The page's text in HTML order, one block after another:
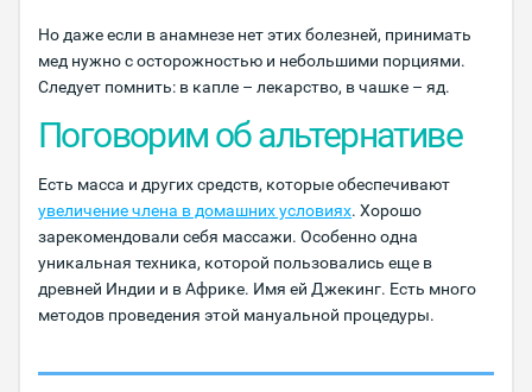
Но даже если в анамнезе нет этих болезней, принимать
мед нужно с осторожностью и небольшими порциями.
Следует помнить: в капле – лекарство, в чашке – яд.
Поговорим об альтернативе
Есть масса и других средств, которые обеспечивают
увеличение члена в домашних условиях. Хорошо
зарекомендовали себя массажи. Особенно одна
уникальная техника, которой пользовались еще в
древней Индии и в Африке. Имя ей Джекинг. Есть много
методов проведения этой мануальной процедуры.